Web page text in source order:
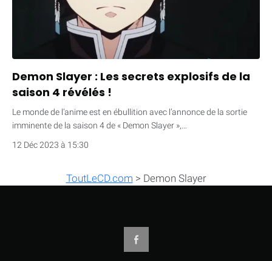
Demon Slayer : Les secrets explosifs de la
saison 4 révélés !
Le monde de l’anime est en ébullition avec l’annonce de la sortie
imminente de la saison 4 de « Demon Slayer »,…
12 Déc 2023 à 15:30
ToutLeCD.com > Demon Slayer